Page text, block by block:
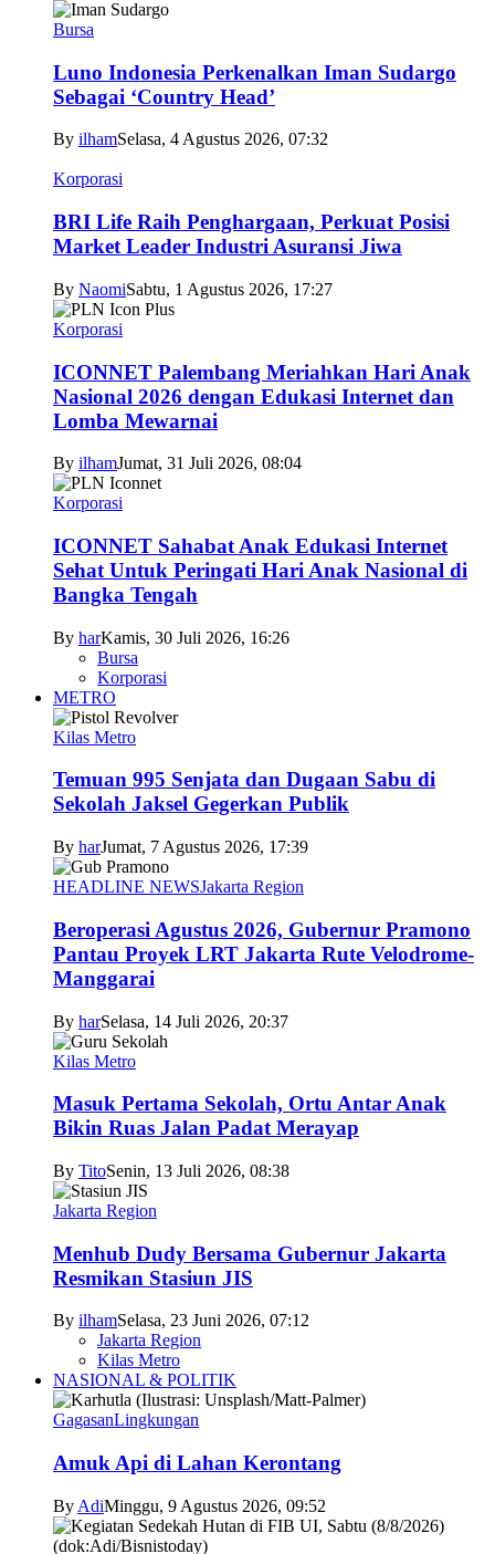
Bursa
Luno Indonesia Perkenalkan Iman Sudargo
Sebagai ‘Country Head’
By ilhamSelasa, 4 Agustus 2026, 07:32
Korporasi
BRI Life Raih Penghargaan, Perkuat Posisi
Market Leader Industri Asuransi Jiwa
By NaomiSabtu, 1 Agustus 2026, 17:27
Korporasi
ICONNET Palembang Meriahkan Hari Anak
Nasional 2026 dengan Edukasi Internet dan
Lomba Mewarnai
By ilhamJumat, 31 Juli 2026, 08:04
Korporasi
ICONNET Sahabat Anak Edukasi Internet
Sehat Untuk Peringati Hari Anak Nasional di
Bangka Tengah
By harKamis, 30 Juli 2026, 16:26
Bursa
Korporasi
METRO
Kilas Metro
Temuan 995 Senjata dan Dugaan Sabu di
Sekolah Jaksel Gegerkan Publik
By harJumat, 7 Agustus 2026, 17:39
HEADLINE NEWSJakarta Region
Beroperasi Agustus 2026, Gubernur Pramono
Pantau Proyek LRT Jakarta Rute Velodrome-
Manggarai
By harSelasa, 14 Juli 2026, 20:37
Kilas Metro
Masuk Pertama Sekolah, Ortu Antar Anak
Bikin Ruas Jalan Padat Merayap
By TitoSenin, 13 Juli 2026, 08:38
Jakarta Region
Menhub Dudy Bersama Gubernur Jakarta
Resmikan Stasiun JIS
By ilhamSelasa, 23 Juni 2026, 07:12
Jakarta Region
Kilas Metro
NASIONAL & POLITIK
GagasanLingkungan
Amuk Api di Lahan Kerontang
By AdiMinggu, 9 Agustus 2026, 09:52